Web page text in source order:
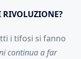
RIVOLUZIONE?
i tifosi si fanno
continua a far